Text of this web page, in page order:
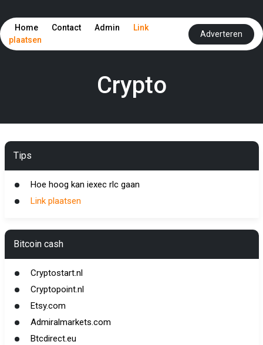
Home Contact Admin
Link
plaatsen
Adverteren
Crypto
Tips
Hoe hoog kan iexec rlc gaan
Link plaatsen
Bitcoin cash
Cryptostart.nl
Cryptopoint.nl
Etsy.com
Admiralmarkets.com
Btcdirect.eu